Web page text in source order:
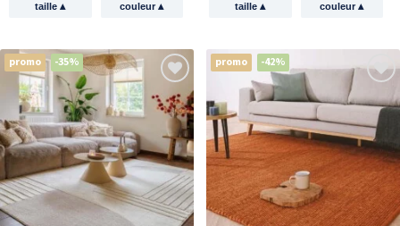
taille▴ couleur▴ taille▴ couleur▴
promo -35% promo -42%